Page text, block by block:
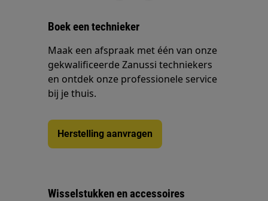
Boek een technieker
Maak een afspraak met één van onze
gekwalificeerde Zanussi techniekers
en ontdek onze professionele service
bij je thuis.
Herstelling aanvragen
Wisselstukken en accessoires